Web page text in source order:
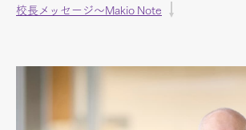
校長メッセージ～Makio Note